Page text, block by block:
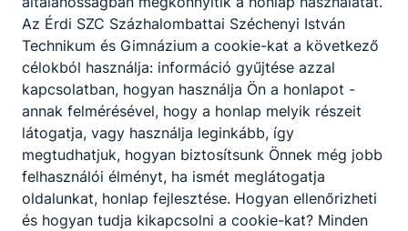
Az Érdi SZC Százhalombattai Széchenyi István
Technikum és Gimnázium a cookie-kat a következő
célokból használja: információ gyűjtése azzal
kapcsolatban, hogyan használja Ön a honlapot -
annak felmérésével, hogy a honlap melyik részeit
látogatja, vagy használja leginkább, így
megtudhatjuk, hogyan biztosítsunk Önnek még jobb
felhasználói élményt, ha ismét meglátogatja
oldalunkat, honlap fejlesztése. Hogyan ellenőrizheti
és hogyan tudja kikapcsolni a cookie-kat? Minden